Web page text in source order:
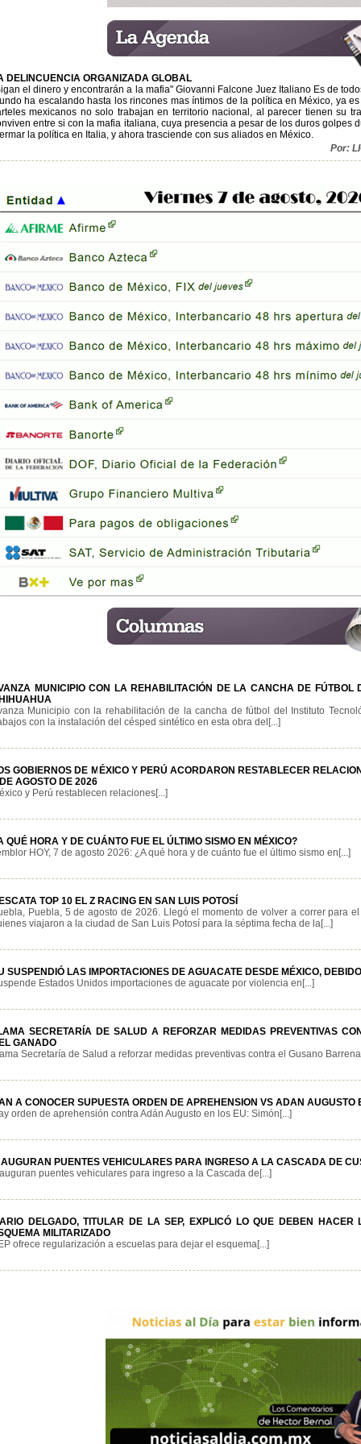
DELINCUENCIA ORGANIZADA GLOBAL
el dinero y encontrarán a la mafia" Giovanni Falcone Juez Italiano Es de
ha escalando hasta los rincones mas íntimos de la política en México, ya
mexicanos no solo trabajan en territorio nacional, al parecer tienen su
entre si con la mafia italiana, cuya presencia a pesar de los duros golpes
la política en Italia, y ahora trasciende con sus aliados en México.
Por:
MUNICIPIO CON LA REHABILITACIÓN DE LA CANCHA DE FÚTBOL
Municipio con la rehabilitación de la cancha de fútbol del Instituto
con la instalación del césped sintético en esta obra del[...]
GOBIERNOS DE MÉXICO Y PERÚ ACORDARON RESTABLECER
AGOSTO DE 2026
y Perú restablecen relaciones[...]
QUÉ HORA Y DE CUÁNTO FUE EL ÚLTIMO SISMO EN MÉXICO?
HOY, 7 de agosto 2026: ¿A qué hora y de cuánto fue el último sismo en[...]
TOP 10 EL Z RACING EN SAN LUIS POTOSÍ
Puebla, 5 de agosto de 2026. Llegó el momento de volver a correr para
viajaron a la ciudad de San Luis Potosí para la séptima fecha de la[...]
SUSPENDIÓ LAS IMPORTACIONES DE AGUACATE DESDE MÉXICO,
Estados Unidos importaciones de aguacate por violencia en[...]
SECRETARÍA DE SALUD A REFORZAR MEDIDAS PREVENTIVAS
GANADO
Secretaría de Salud a reforzar medidas preventivas contra el Gusano
A CONOCER SUPUESTA ORDEN DE APREHENSION VS ADAN AUGUSTO
orden de aprehensión contra Adán Augusto en los EU: Simón[...]
PUENTES VEHICULARES PARA INGRESO A LA CASCADA DE
puentes vehiculares para ingreso a la Cascada de[...]
DELGADO, TITULAR DE LA SEP, EXPLICÓ LO QUE DEBEN
MILITARIZADO
ofrece regularización a escuelas para dejar el esquema[...]